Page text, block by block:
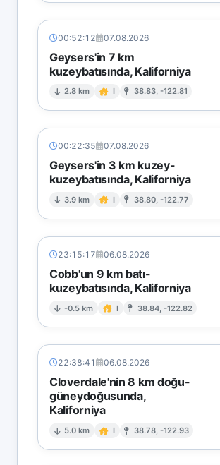
00:52:12 07.08.2026
Geysers'in 7 km
kuzeybatısında, Kaliforniya
2.8 km I 38.83, -122.81
00:22:35 07.08.2026
Geysers'in 3 km kuzey-
kuzeybatısında, Kaliforniya
3.9 km I 38.80, -122.77
23:15:17 06.08.2026
Cobb'un 9 km batı-
kuzeybatısında, Kaliforniya
-0.5 km I 38.84, -122.82
22:38:41 06.08.2026
Cloverdale'nin 8 km doğu-
güneydoğusunda,
Kaliforniya
5.0 km I 38.78, -122.93